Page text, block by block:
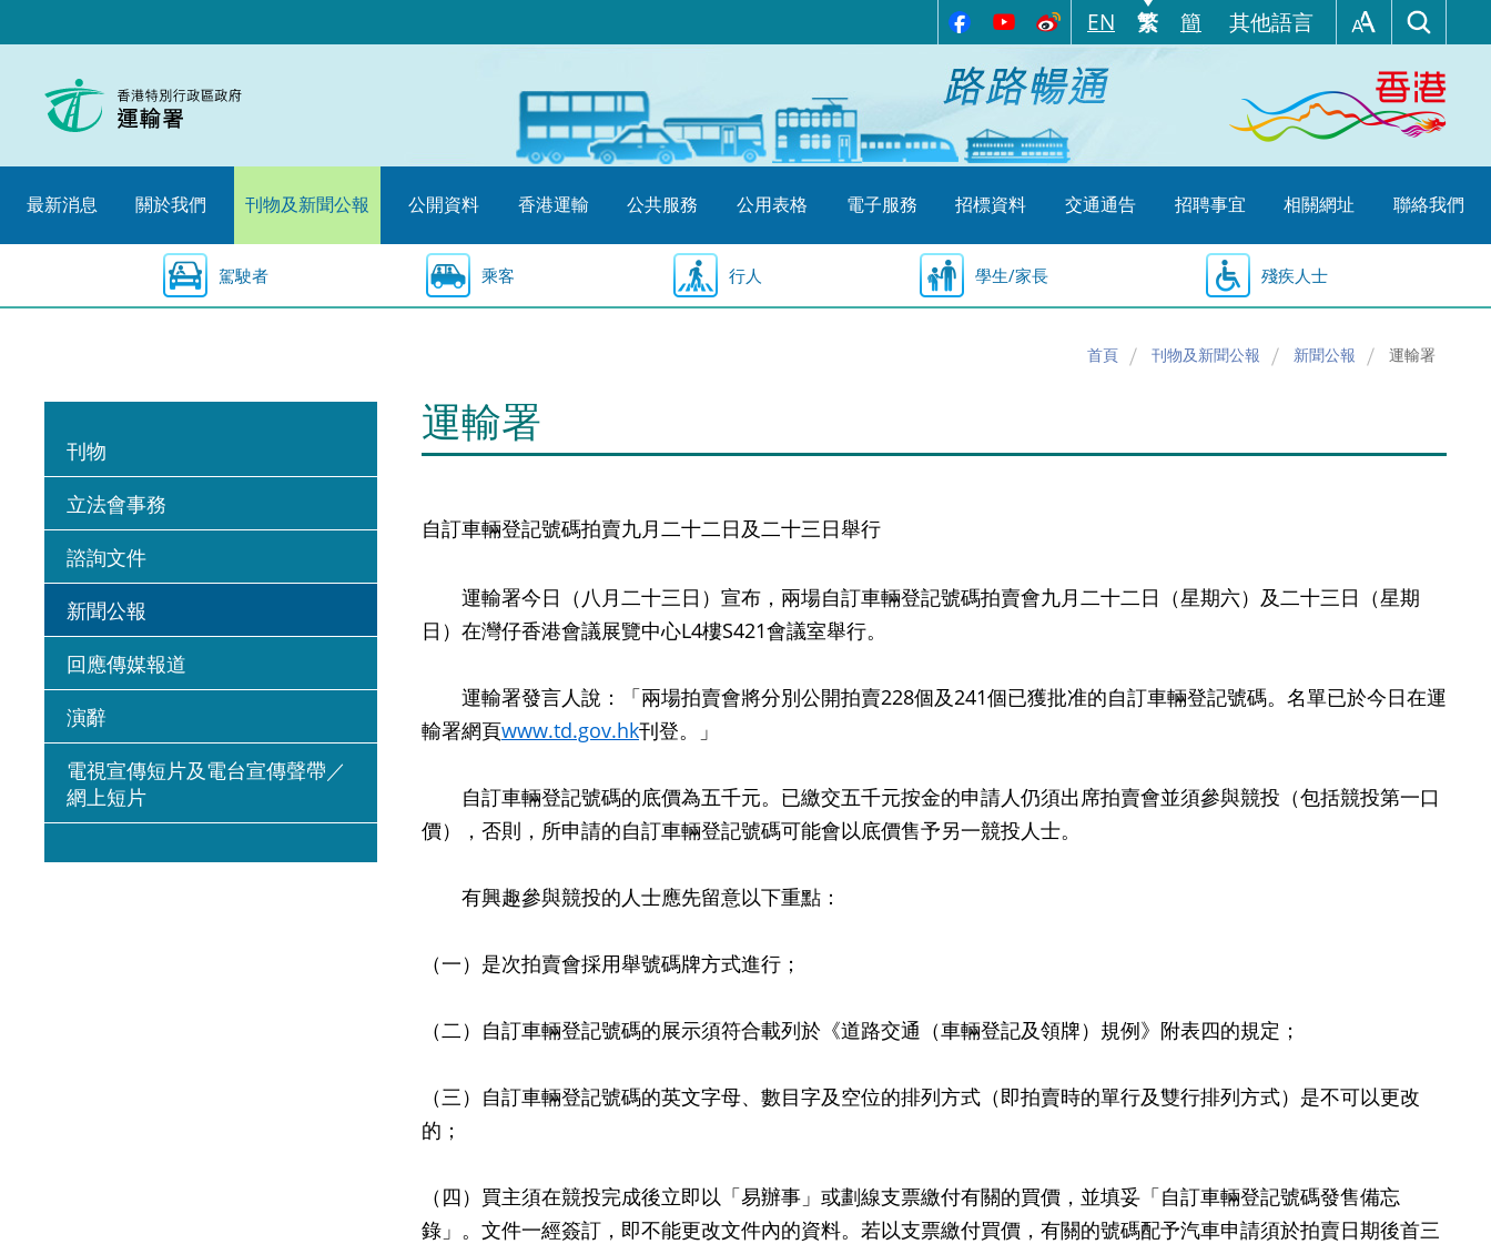
至
始
EN 繁 簡 其他語言
最新消息 關於我們 刊物及新聞公報 公開資料 香港運輸 公共服務 公用表格 電子服務 招標資料 交通通告 招聘事宜 相關網址 聯絡我們
駕駛者 乘客 行人 學生/家長 殘疾人士
首頁 刊物及新聞公報 新聞公報 運輸署
刊物
立法會事務
諮詢文件
新聞公報
回應傳媒報道
演辭
電視宣傳短片及電台宣傳聲帶／
網上短片
運輸署
自訂車輛登記號碼拍賣九月二十二日及二十三日舉行
運輸署今日（八月二十三日）宣布，兩場自訂車輛登記號碼拍賣會九月二十二日（星期六）及二十三日（星期
日）在灣仔香港會議展覽中心L4樓S421會議室舉行。
運輸署發言人說：「兩場拍賣會將分別公開拍賣228個及241個已獲批准的自訂車輛登記號碼。名單已於今日在運
輸署網頁www.td.gov.hk刊登。」
自訂車輛登記號碼的底價為五千元。已繳交五千元按金的申請人仍須出席拍賣會並須參與競投（包括競投第一口
價），否則，所申請的自訂車輛登記號碼可能會以底價售予另一競投人士。
有興趣參與競投的人士應先留意以下重點：
（一）是次拍賣會採用舉號碼牌方式進行；
（二）自訂車輛登記號碼的展示須符合載列於《道路交通（車輛登記及領牌）規例》附表四的規定；
（三）自訂車輛登記號碼的英文字母、數目字及空位的排列方式（即拍賣時的單行及雙行排列方式）是不可以更改
的；
（四）買主須在競投完成後立即以「易辦事」或劃線支票繳付有關的買價，並填妥「自訂車輛登記號碼發售備忘
錄」。文件一經簽訂，即不能更改文件內的資料。若以支票繳付買價，有關的號碼配予汽車申請須於拍賣日期後首三